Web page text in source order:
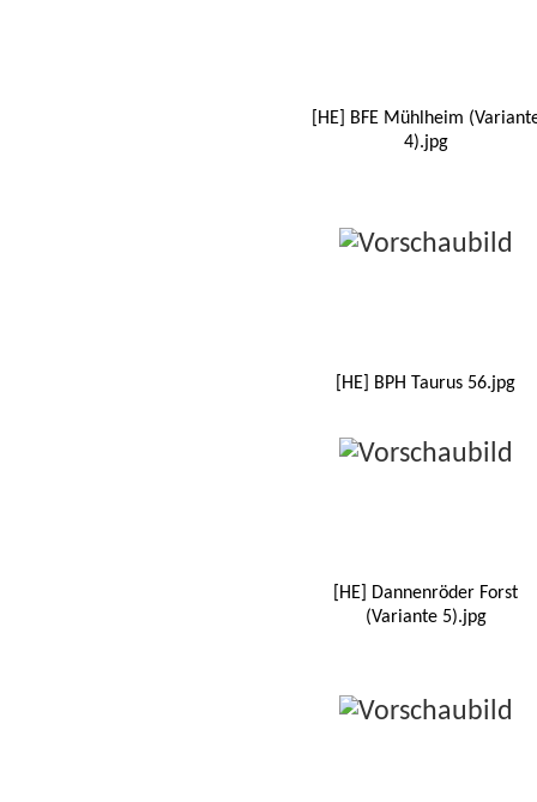
[HE] BFE Mühlheim
4).jpg
[HE] BPH Taurus 56.jpg
[HE] Dannenröder Forst
(Variante 5).jpg